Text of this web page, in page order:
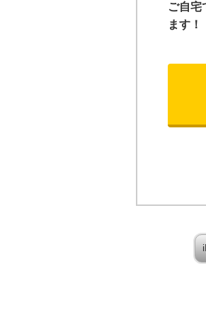
ご自宅
ます！